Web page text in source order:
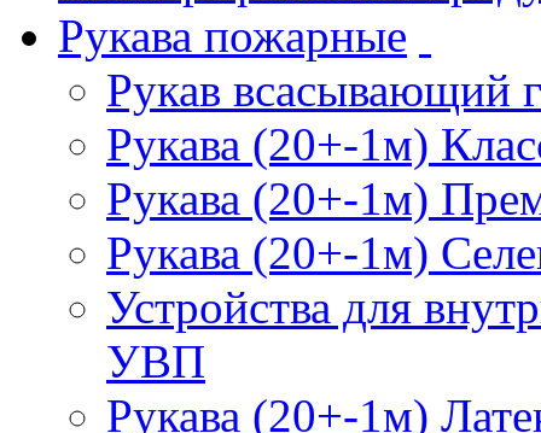
Рукава пожарные
Рукав всасывающий
Рукава (20+-1м)
Рукава (20+-1м)
Рукава (20+-1м)
Устройства для
УВП
Рукава (20+-1м)